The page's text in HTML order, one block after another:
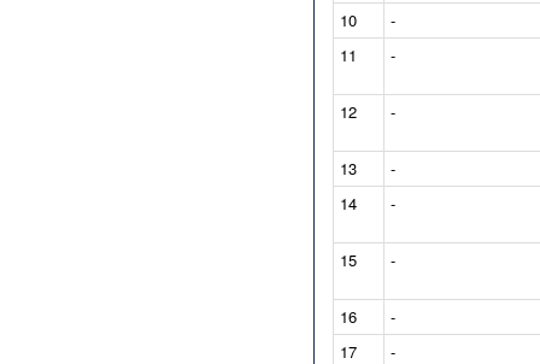
10
-
11
-
12 -
13
-
14
-
15 -
16
-
17
-